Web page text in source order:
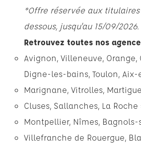
*Offre réservée aux
dessous, jusqu'au 15/09/
Retrouvez toutes nos
Avignon, Villeneuve, Orange,
Digne-les-bains, Toulon, Aix-
Marignane, Vitrolles,
Cluses, Sallanches, La Roche
Montpellier, Nîmes, Bagnols-
Villefranche de Rouergue,